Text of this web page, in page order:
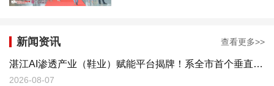
新闻资讯 查看更多>>
湛江AI渗透产业（鞋业）赋能平台揭牌！系全市首个垂直产业赋能试点
2026-08-07